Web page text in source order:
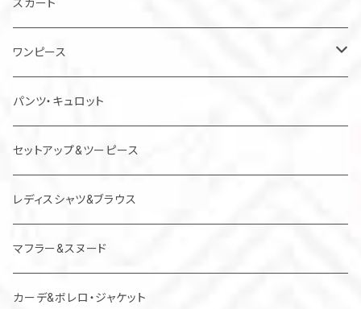
スカート
ワンピース
チュニック
ジャンパースカート
パンツ・キュロット
セットアップ&ツーピース
レディスシャツ&ブラウス
マフラー&スヌード
カーデ&ボレロ・ジャケット